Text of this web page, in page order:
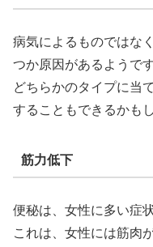
病気によるものではな
つか原因があるようです
どちらかのタイプに当
することもできるかも
筋力低下
便秘は、女性に多い症
これは、女性には筋肉